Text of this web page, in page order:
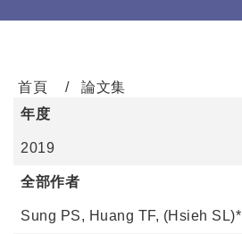
首頁
論文集
年度
2019
全部作者
Sung PS, Huang TF, (Hsieh SL)*